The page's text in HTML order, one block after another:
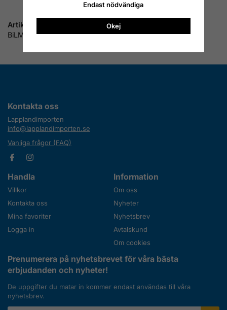
Artikelnummer:
BiLMznM16-25
Kontakta oss
Lapplandimporten
info@lapplandimporten.se
Vanliga frågor (FAQ)
Handla
Villkor
Kontakta oss
Mina favoriter
Logga in
Information
Om oss
Nyheter
Nyhetsbrev
Avtalskund
Om cookies
Prenumerera på nyhetsbrevet för våra bästa
erbjudanden och nyheter!
De uppgifter du matar in kommer endast användas till våra
nyhetsbrev.
Endast nödvändiga
Okej